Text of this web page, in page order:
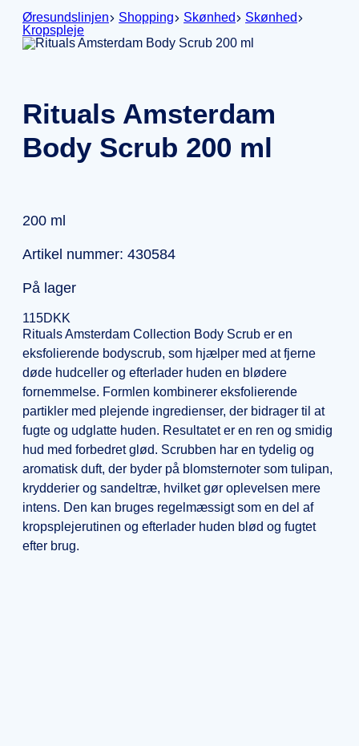
Øresundslinjen
Shopping Skønhed
Skønhed
Kropspleje
Rituals Amsterdam
Body Scrub 200 ml
200 ml
Artikel nummer: 430584
På lager
115DKK
Rituals Amsterdam Collection Body Scrub er en
eksfolierende bodyscrub, som hjælper med at fjerne
døde hudceller og efterlader huden en blødere
fornemmelse. Formlen kombinerer eksfolierende
partikler med plejende ingredienser, der bidrager til at
fugte og udglatte huden. Resultatet er en ren og smidig
hud med forbedret glød. Scrubben har en tydelig og
aromatisk duft, der byder på blomsternoter som tulipan,
krydderier og sandeltræ, hvilket gør oplevelsen mere
intens. Den kan bruges regelmæssigt som en del af
kropsplejerutinen og efterlader huden blød og fugtet
efter brug.